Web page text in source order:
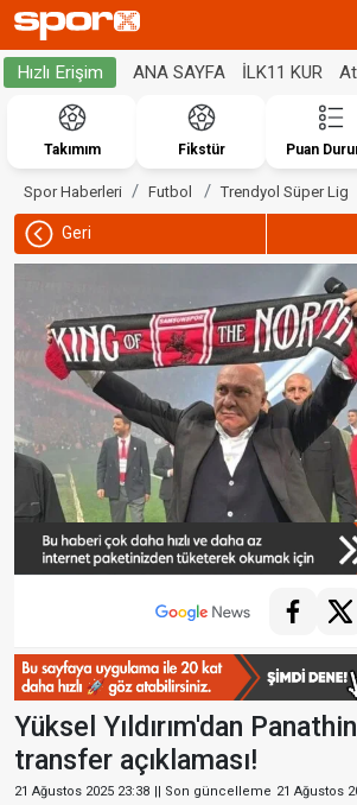
Hızlı Erişim ANA SAYFA İLK11 KUR At
Takımım Fikstür Puan
Spor Haberleri Futbol Trendyol Süper Lig
Geri
Yüksel Yıldırım'dan
transfer açıklaması!
21 Ağustos 2025 23:38 || Son güncelleme 21 Ağustos